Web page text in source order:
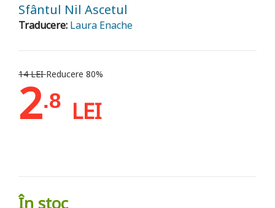
Sfântul Nil Ascetul
Traducere: Laura Enache
14 LEIReducere 80%
2.8 LEI
În stoc